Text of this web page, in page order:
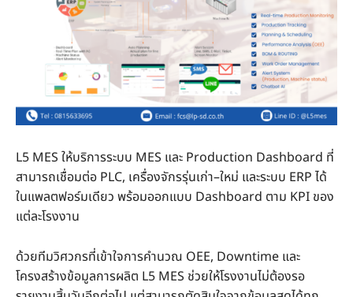
L5 MES ให้บริการระบบ MES และ Production Dashboard ที่
สามารถเชื่อมต่อ PLC, เครื่องจักรรุ่นเก่า–ใหม่ และระบบ ERP ได้
ในแพลตฟอร์มเดียว พร้อมออกแบบ Dashboard ตาม KPI ของ
แต่ละโรงงาน
ด้วยทีมวิศวกรที่เข้าใจการคำนวณ OEE, Downtime และ
โครงสร้างข้อมูลการผลิต L5 MES ช่วยให้โรงงานไม่ต้องรอ